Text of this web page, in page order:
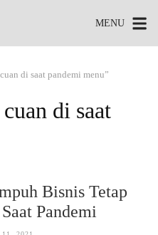
MENU
di saat pandemi menu”
di saat
Bisnis Tetap
Pandemi